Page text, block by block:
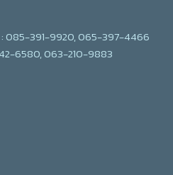
: 085-391-9920, 065-397-4466
6580, 063-210-9883